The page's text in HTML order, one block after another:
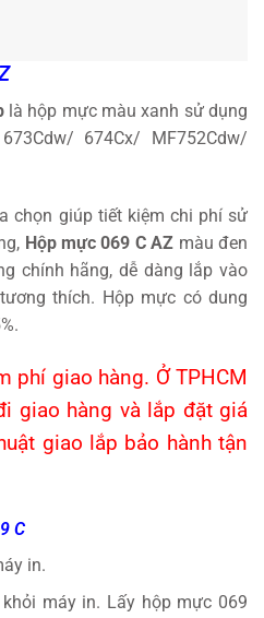
là hộp mực màu xanh sử dụng
674Cx/ MF752Cdw/
chọn giúp tiết kiệm chi phí sử
Hộp mực 069 C AZ màu đen
chính hãng, dễ dàng lắp vào
thích. Hộp mực có dung
phí giao hàng. Ở TPHCM
giao hàng và lắp đặt giá
giao lắp bảo hành tận
C
in.
máy in. Lấy hộp mực 069